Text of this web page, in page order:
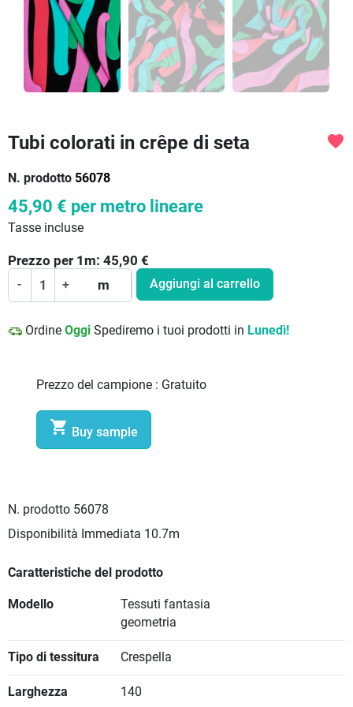
Tubi colorati in crêpe di seta
N. prodotto 56078
favorite
45,90 € per metro lineare
Tasse incluse
Prezzo per 1 m: 45,90 €
- + m Aggiungi al carrello
Ordine Oggi Spediremo i tuoi prodotti in Lunedì!
Prezzo del campione : Gratuito
 Buy sample
N. prodotto 56078
Disponibilità Immediata 10.7m
Caratteristiche del prodotto
Modello
Tessuti fantasia
geometria
Tipo di tessitura Crespella
Larghezza 140